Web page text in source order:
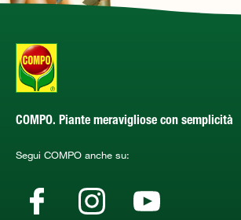
COMPO. Piante meravigliose con semplicità
Segui COMPO anche su: